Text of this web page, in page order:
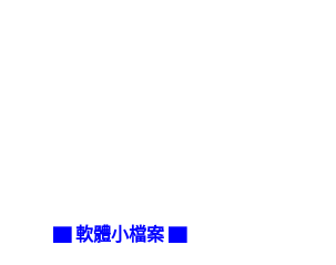
▇ 軟體小檔案 ▇